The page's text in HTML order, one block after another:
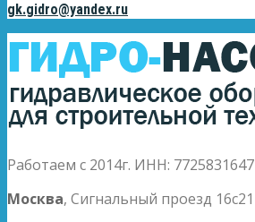
gk.gidro@yandex.ru
Работаем с 2014г. ИНН: 7725831647
Москва, Сигнальный проезд 16с21